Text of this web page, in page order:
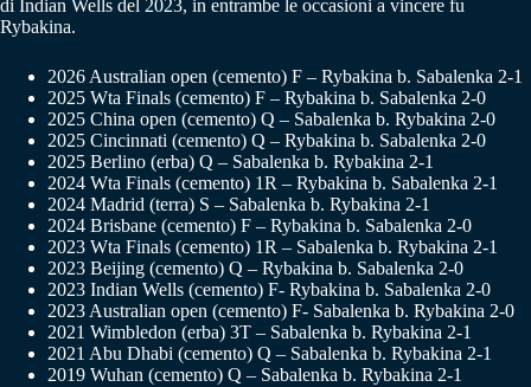
di Indian Wells del 2023, in entrambe le occasioni a vincere fu
Rybakina.
2026 Australian open (cemento) F – Rybakina b. Sabalenka 2-1
2025 Wta Finals (cemento) F – Rybakina b. Sabalenka 2-0
2025 China open (cemento) Q – Sabalenka b. Rybakina 2-0
2025 Cincinnati (cemento) Q – Rybakina b. Sabalenka 2-0
2025 Berlino (erba) Q – Sabalenka b. Rybakina 2-1
2024 Wta Finals (cemento) 1R – Rybakina b. Sabalenka 2-1
2024 Madrid (terra) S – Sabalenka b. Rybakina 2-1
2024 Brisbane (cemento) F – Rybakina b. Sabalenka 2-0
2023 Wta Finals (cemento) 1R – Sabalenka b. Rybakina 2-1
2023 Beijing (cemento) Q – Rybakina b. Sabalenka 2-0
2023 Indian Wells (cemento) F- Rybakina b. Sabalenka 2-0
2023 Australian open (cemento) F- Sabalenka b. Rybakina 2-0
2021 Wimbledon (erba) 3T – Sabalenka b. Rybakina 2-1
2021 Abu Dhabi (cemento) Q – Sabalenka b. Rybakina 2-1
2019 Wuhan (cemento) Q – Sabalenka b. Rybakina 2-1